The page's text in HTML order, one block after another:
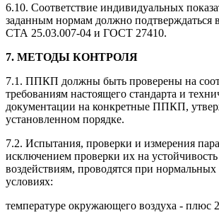
6.10. Соответствие индивидуальных
заданным нормам должно подтверждаться
СТА 25.03.007-04 и ГОСТ 27410.
7. МЕТОДЫ КОНТРОЛЯ
7.1. ППКП должны быть проверены на
требованиям настоящего стандарта и
документации на конкретные ППКП,
установленном порядке.
7.2. Испытания, проверки и измерения
исключением проверки их на
воздействиям, проводятся при
условиях:
температуре окружающего воздуха - плюс